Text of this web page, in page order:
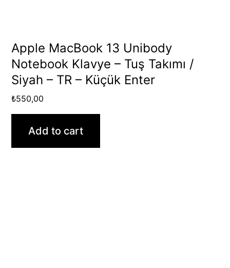
Apple MacBook 13 Unibody
Notebook Klavye – Tuş Takımı /
Siyah – TR – Küçük Enter
₺550,00
Add to cart